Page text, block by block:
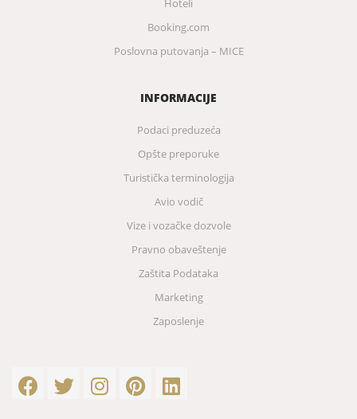
Booking.com
Poslovna putovanja – MICE
INFORMACIJE
Podaci preduzeća
Opšte preporuke
Turistička terminologija
Avio vodič
Vize i vozačke dozvole
Pravno obaveštenje
Zaštita Podataka
Marketing
Zaposlenje